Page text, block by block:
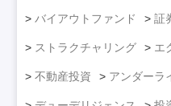
バイアウトファンド 証
ストラクチャリング エ
不動産投資 アンダーラ